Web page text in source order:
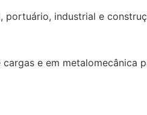
portuário, industrial e
e em